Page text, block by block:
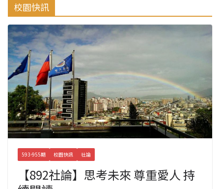
校園快訊
593-955期 校園快訊 社論
【892社論】思考未來 尊重愛人 持